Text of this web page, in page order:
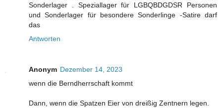
Sonderlager . Speziallager für LGBQBDGDSR Personen
und Sonderlager für besondere Sonderlinge -Satire darf
das
Antworten
Anonym Dezember 14, 2023
wenn die Berndherrschaft kommt
Dann, wenn die Spatzen Eier von dreißig Zentnern legen.